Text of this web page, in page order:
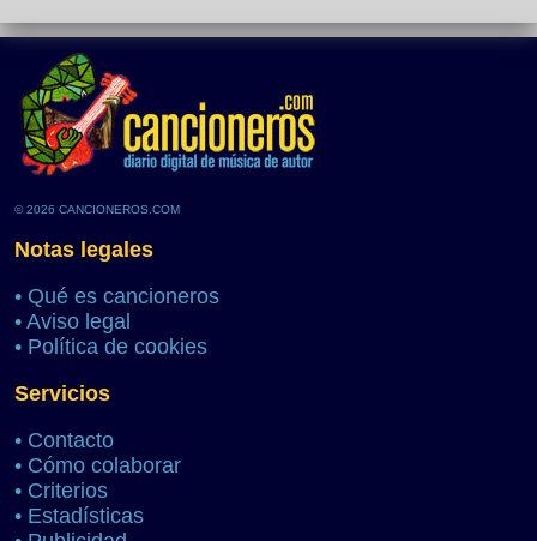
© 2026 CANCIONEROS.COM
Notas legales
• Qué es cancioneros
• Aviso legal
• Política de cookies
Servicios
• Contacto
• Cómo colaborar
• Criterios
• Estadísticas